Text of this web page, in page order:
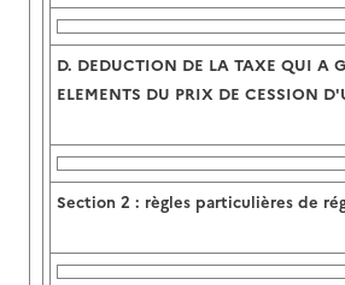
D. DEDUCTION DE LA TAXE QUI A
ELEMENTS DU PRIX DE CESSION
Section 2 : règles particulières de